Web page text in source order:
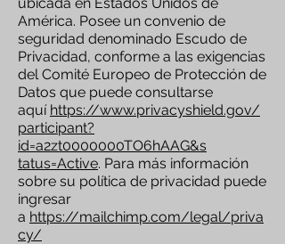
América. Posee un convenio de
seguridad denominado Escudo de
Privacidad, conforme a las exigencias
del Comité Europeo de Protección de
Datos que puede consultarse
aquí https://www.privacyshield.gov/
participant?
id=a2zt0000000TO6hAAG&s
tatus=Active. Para más información
sobre su política de privacidad puede
ingresar
a https://mailchimp.com/legal/priva
cy/